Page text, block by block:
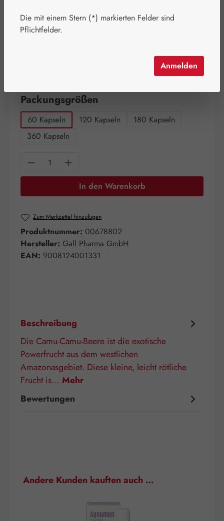
Regulärer Preis:
26,40 €
Inhalt:0.035 Kilogramm
Packungsgrößen
60 Kapseln 120 Kapseln
180 Kapseln
360 Kapseln
Produkt Anzahl: Gib den gewünschten
In den Warenkorb
Zum Merkzettel hinzufügen
Produktnummer: 00678802
Hersteller: Gall Pharma GmbH
EAN: 9008124001331
Beschreibung
Die Camu-Camu-Beere ist die exotische
Powerfrucht aus dem westlichen
Amazonasgebiet. Diese kleine, leicht rötliche
Frucht is… Mehr
Bewertungen
Produktgalerie überspringen
Andere Kunden kauften auch …
Die mit einem Stern (*) markierten Felder sind
Pflichtfelder.
Anmelden